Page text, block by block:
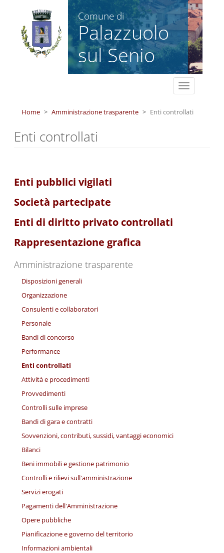
Salta al contenuto principale
Comune di
Palazzuolo
sul Senio
Toggle
navigation
Home
Amministrazione trasparente Enti controllati
Enti controllati
Enti pubblici vigilati
Società partecipate
Enti di diritto privato controllati
Rappresentazione grafica
Amministrazione trasparente
Disposizioni generali
Organizzazione
Consulenti e collaboratori
Personale
Bandi di concorso
Performance
Enti controllati
Attività e procedimenti
Provvedimenti
Controlli sulle imprese
Bandi di gara e contratti
Sovvenzioni, contributi, sussidi, vantaggi economici
Bilanci
Beni immobili e gestione patrimonio
Controlli e rilievi sull'amministrazione
Servizi erogati
Pagamenti dell'Amministrazione
Opere pubbliche
Pianificazione e governo del territorio
Informazioni ambientali